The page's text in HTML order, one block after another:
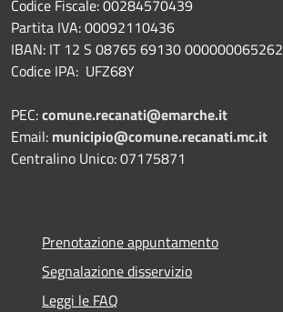
Codice Fiscale: 00284570439
Partita IVA: 00092110436
IBAN: IT 12 S 08765 69130 000000065262
Codice IPA: UFZ68Y
PEC:comune.recanati@emarche.it
Email: municipio@comune.recanati.mc.it
Centralino Unico: 07175871
Prenotazione appuntamento
Segnalazione disservizio
Leggi le FAQ